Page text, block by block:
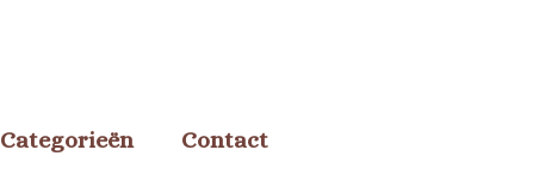
Categorieën Contact